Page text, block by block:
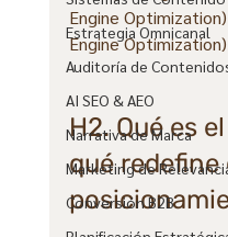
Estrategia Omnicanal
Auditoría de
AI SEO & AEO
Narrativa de Marca
Marketing de
Conversión B2B
Engine Optimization)
Engine
H2. Qué es
qué redefine